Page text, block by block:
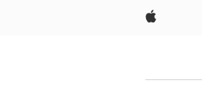
Apple